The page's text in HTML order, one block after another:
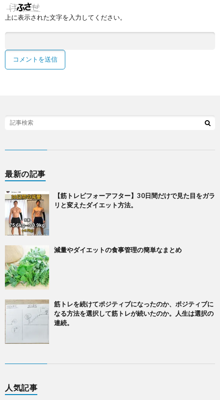
上に表示された文字を入力してください。
最新の記事
【筋トレビフォーアフター】30日間だけで見た目をガラ
リと変えたダイエット方法。
減量やダイエットの食事管理の簡単なまとめ
筋トレを続けてポジティブになったのか、ポジティブに
なる方法を選択して筋トレが続いたのか。人生は選択の
連続。
人気記事